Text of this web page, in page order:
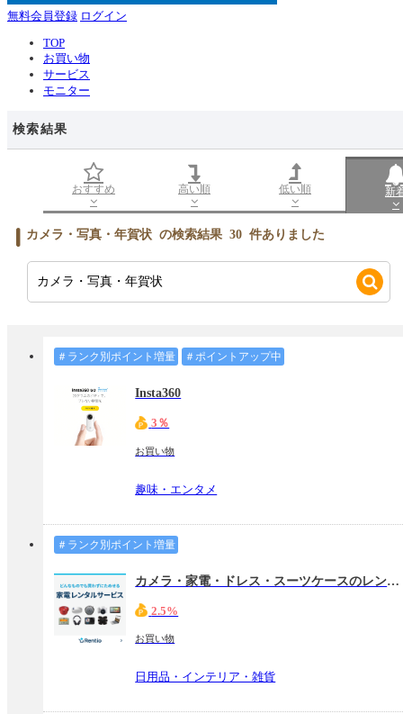
無料会員登録 ログイン
TOP
お買い物
サービス
モニター
検索結果
おすすめ 高い順 低い順 新
カメラ・写真・年賀状 の検索結果 30 件ありました
＃ランク別ポイント増量 ＃ポイントアップ中
Insta360
3％
お買い物
趣味・エンタメ
＃ランク別ポイント増量
カメラ・家電・ドレス・スーツケースのレンタル・サブスク レンティオ
2.5%
お買い物
日用品・インテリア・雑貨